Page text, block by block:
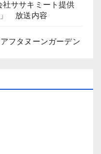
ササキミート提供
放送内容
フタヌーンガーデン